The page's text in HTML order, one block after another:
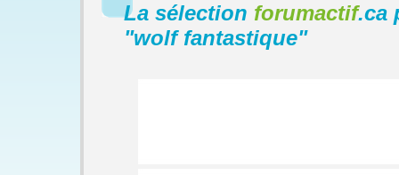
La sélection forumactif.ca
"wolf fantastique"